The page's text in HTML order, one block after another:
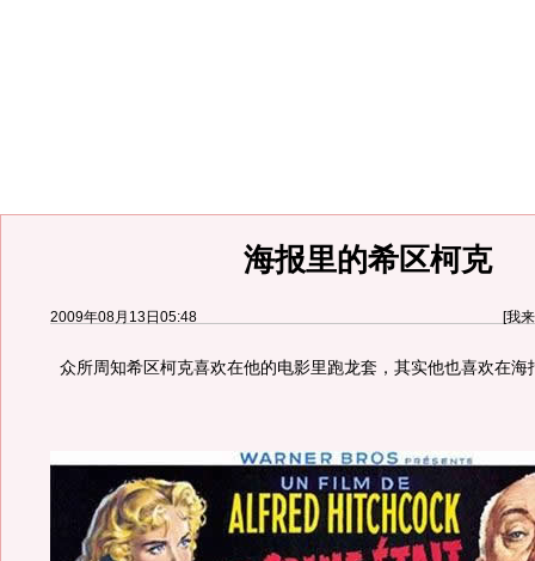
海报里的希区柯克
2009年08月13日05:48 [我
众所周知希区柯克喜欢在他的电影里跑龙套，其实他也喜欢在海